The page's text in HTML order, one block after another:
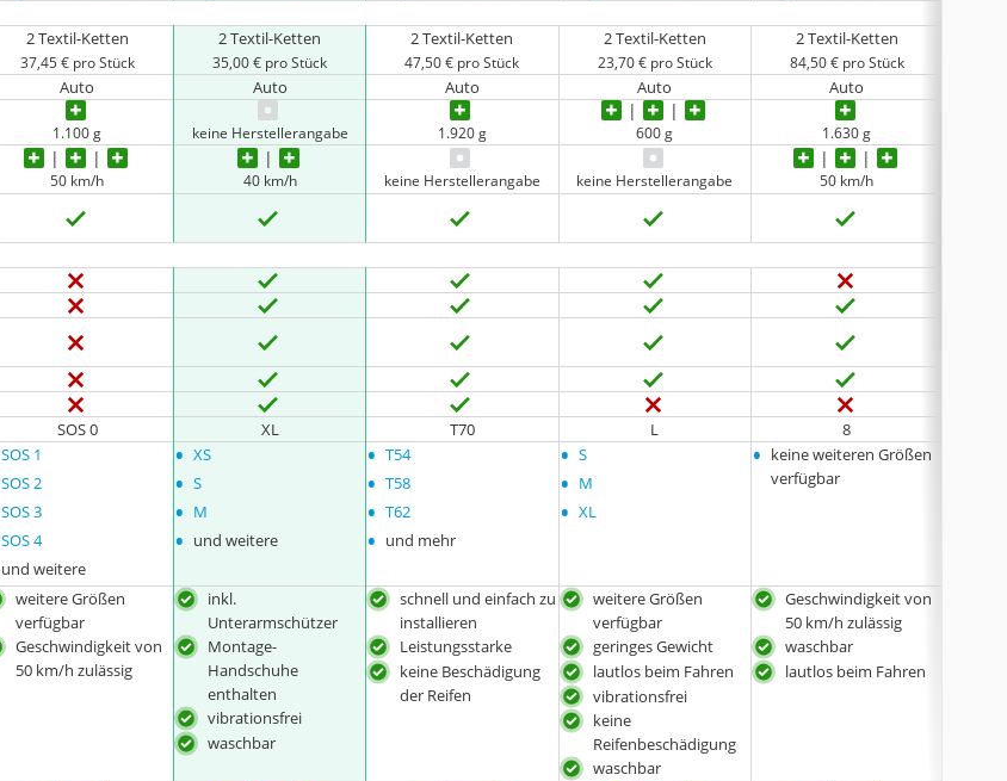
2 Textil-Ketten
37,45 € pro Stück
2 Textil-Ketten
35,00 € pro Stück
2 Textil-Ketten
47,50 € pro Stück
2 Textil-Ketten
23,70 € pro Stück
2 Textil-Ketten
84,50 € pro Stück
Auto Auto Auto Auto
Auto
1.100 g keine Herstellerangabe 1.920 g 600 g 1.630 g
50 km/h 40 km/h keine Herstellerangabe keine Herstellerangabe 50 km/h
SOS 0 XL T70 L 8
SOS 1
SOS 2
SOS 3
SOS 4
und weitere
• XS
• S
• M
• und weitere
• T54
• T58
• T62
• und mehr
• S
• M
• XL
• keine weiteren Größen
verfügbar
weitere Größen
verfügbar
Geschwindigkeit von
50 km/h zulässig
inkl.
Unterarmschützer
Montage-
Handschuhe
enthalten
vibrationsfrei
waschbar
schnell und einfach zu
installieren
Leistungsstarke
keine Beschädigung
der Reifen
weitere Größen
verfügbar
geringes Gewicht
lautlos beim Fahren
vibrationsfrei
keine
Reifenbeschädigung
waschbar
Geschwindigkeit von
50 km/h zulässig
waschbar
lautlos beim Fahren